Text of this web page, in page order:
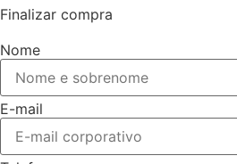
Finalizar compra
Nome
E-mail